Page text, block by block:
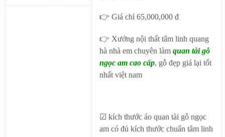
👉 Giá chỉ 65,000,000 đ
👉 Xưởng nội thất tâm linh quang
hà nhà em chuyên làmquan tài gỗ
ngọc am cao cấp, gỗ đẹp giá lại tốt
nhất việt nam
☑ kích thước áo quan tài gỗ ngọc
am có đủ kích thước chuẩn tâm linh